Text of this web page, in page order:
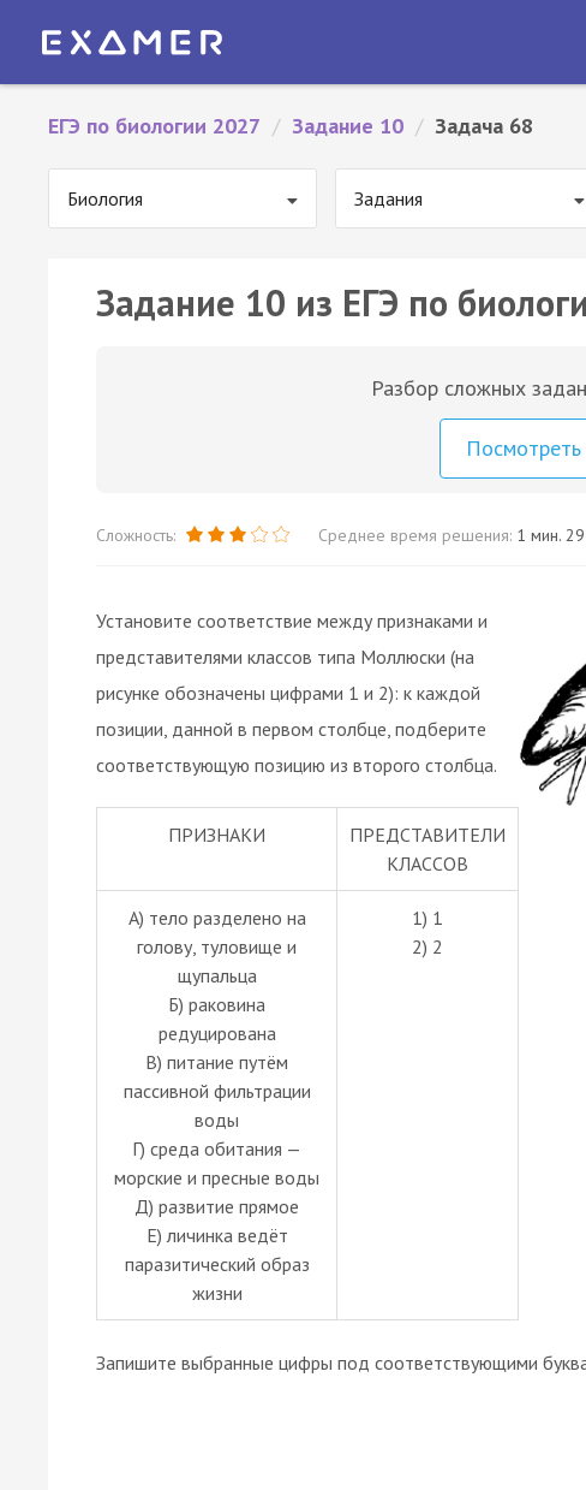
ЕГЭ по биологии 2027 / Задание 10 / Задача 68
Биология Задания
Задание 10 из ЕГЭ по
Разбор сложных
Посмотреть
Сложность: Среднее время решения: 1 мин. 29
Установите соответствие между признаками и
представителями классов типа Моллюски (на
рисунке обозначены цифрами 1 и 2): к каждой
позиции, данной в первом столбце, подберите
соответствующую позицию из второго столбца.
ПРИЗНАКИ
ПРЕДСТАВИТЕЛИ
КЛАССОВ
А) тело разделено на
голову, туловище и
щупальца
Б) раковина
редуцирована
В) питание путём
пассивной фильтрации
воды
Г) среда обитания —
морские и пресные воды
Д) развитие прямое
Е) личинка ведёт
паразитический образ
жизни
1) 1
2) 2
Запишите выбранные цифры под соответствующими